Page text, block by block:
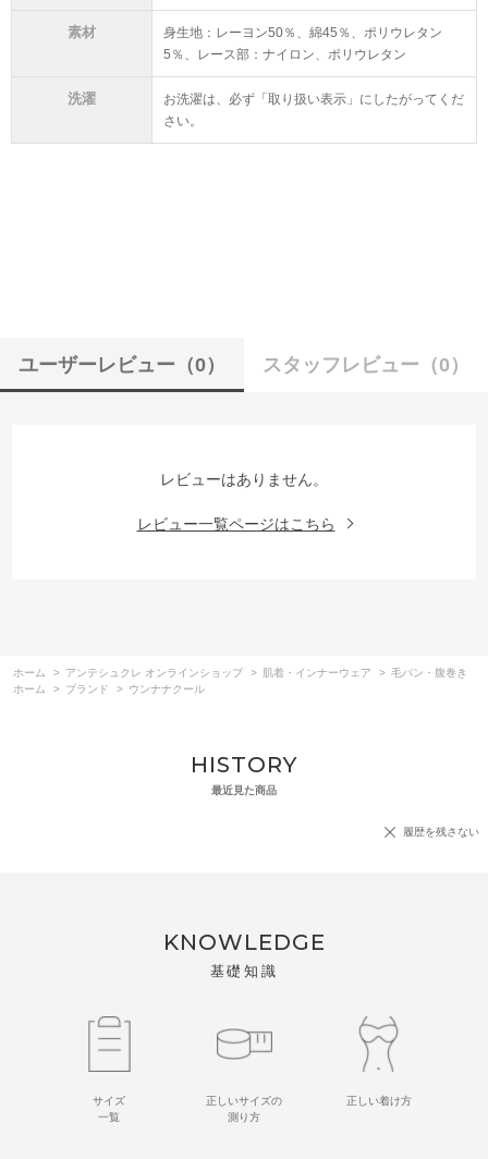
素材
身生地：レーヨン50％、綿45％、ポリウレタン
5％、レース部：ナイロン、ポリウレタン
洗濯
お洗濯は、必ず「取り扱い表示」にしたがってくだ
さい。
ユーザーレビュー （0） スタッフレビュー （0）
レビューはありません。
レビュー一覧ページはこちら
ホーム > アンテシュクレ オンラインショップ > 肌着・インナーウェア > 毛パン・腹巻き
ホーム
> ブランド > ウンナナクール
HISTORY
最近見た商品
履歴を残さない
KNOWLEDGE
基礎知識
サイズ
一覧
正しいサイズの
測り方
正しい着け方